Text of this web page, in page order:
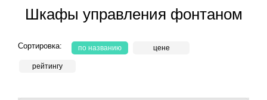
Шкафы управления фонтаном
Сортировка: по названию цене
рейтингу